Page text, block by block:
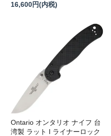
16,600円(内税)
Ontario オンタリオ ナイフ 台
湾製 ラット I ライナーロック